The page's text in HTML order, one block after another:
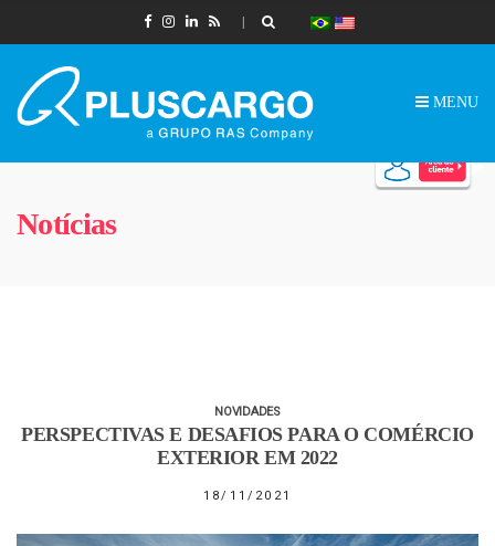
MENU
Notícias
NOVIDADES
PERSPECTIVAS E DESAFIOS PARA O COMÉRCIO
EXTERIOR EM 2022
18/11/2021